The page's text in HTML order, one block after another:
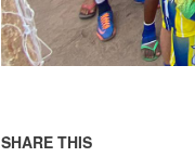
SHARE THIS